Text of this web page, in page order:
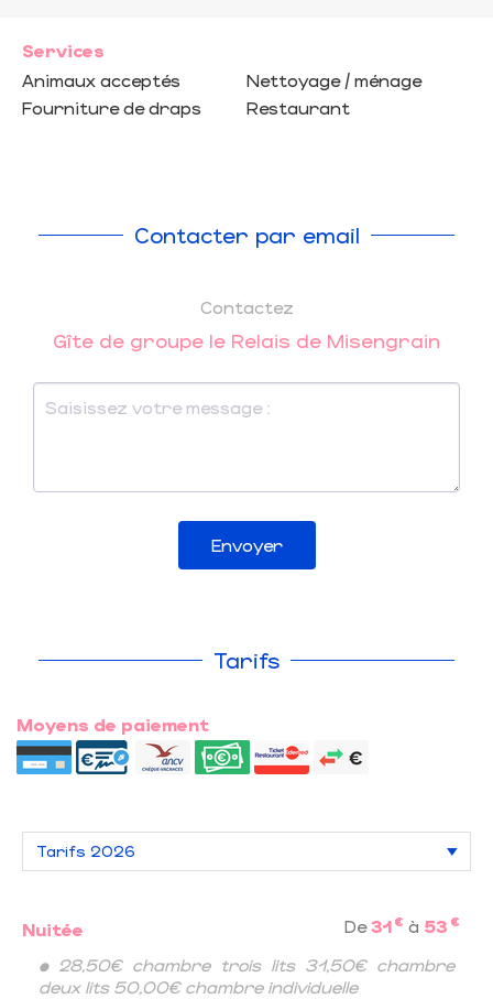
Services
Animaux acceptés
Fourniture de draps
Nettoyage / ménage
Restaurant
Contacter par email
Contactez
Gîte de groupe le Relais de Misengrain
Envoyer
Tarifs
Moyens de paiement
Nuitée De31 € à 53 €
• 28,50€ chambre trois lits 31,50€ chambre
deux lits 50,00€ chambre individuelle